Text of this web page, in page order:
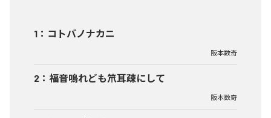
1 ： コトバノナカニ
阪本数奇
2 ： 福音鳴れども笊耳疎にして
阪本数奇